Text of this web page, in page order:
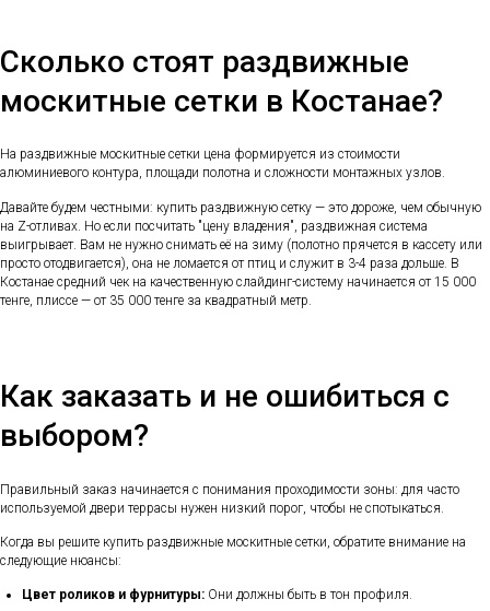
Сколько стоят раздвижные
москитные сетки в Костанае?
На раздвижные москитные сетки цена формируется из стоимости
алюминиевого контура, площади полотна и сложности монтажных узлов.
Давайте будем честными: купить раздвижную сетку — это дороже, чем обычную
на Z-отливах. Но если посчитать "цену владения", раздвижная система
выигрывает. Вам не нужно снимать её на зиму (полотно прячется в кассету или
просто отодвигается), она не ломается от птиц и служит в 3-4 раза дольше. В
Костанае средний чек на качественную слайдинг-систему начинается от 15 000
тенге, плиссе — от 35 000 тенге за квадратный метр.
Как заказать и не ошибиться с
выбором?
Правильный заказ начинается с понимания проходимости зоны: для часто
используемой двери террасы нужен низкий порог, чтобы не спотыкаться.
Когда вы решите купить раздвижные москитные сетки, обратите внимание на
следующие нюансы:
Цвет роликов и фурнитуры: Они должны быть в тон профиля.